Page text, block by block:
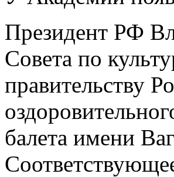
Президент РФ
Совета по
правительству
балета имени